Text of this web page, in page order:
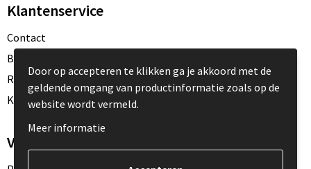
Klantenservice
Contact
Betaalmethoden
Retourneren
Klacht Indienen
Veilig winkelen
Door op accepteren te klikken ga je akkoord met de
geldende omgang van productinformatie zoals op de
website wordt vermeld.
Meer informatie